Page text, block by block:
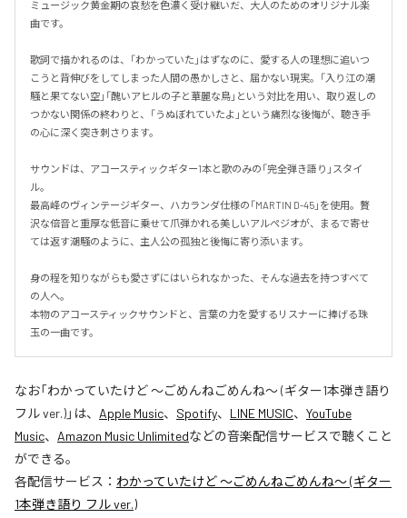
ミュージック黄金期の哀愁を色濃く受け継いだ、大人のためのオリジナル楽
曲です。
歌詞で描かれるのは、「わかっていた」はずなのに、愛する人の理想に追いつ
こうと背伸びをしてしまった人間の愚かしさと、届かない現実。「入り江の潮
騒と果てない空」「醜いアヒルの子と華麗な鳥」という対比を用い、取り返しの
つかない関係の終わりと、「うぬぼれていたよ」という痛烈な後悔が、聴き手
の心に深く突き刺さります。
サウンドは、アコースティックギター1本と歌のみの「完全弾き語り」スタイ
ル。
最高峰のヴィンテージギター、ハカランダ仕様の「MARTIN D-45」を使用。贅
沢な倍音と重厚な低音に乗せて爪弾かれる美しいアルペジオが、まるで寄せ
ては返す潮騒のように、主人公の孤独と後悔に寄り添います。
身の程を知りながらも愛さずにはいられなかった、そんな過去を持つすべて
の人へ。
本物のアコースティックサウンドと、言葉の力を愛するリスナーに捧げる珠
玉の一曲です。
なお「わかっていたけど ～ごめんねごめんね～ (ギター1本弾き語り
フル ver.)」は、 Apple Music、 Spotify、 LINE MUSIC、 YouTube
Music、 Amazon Music Unlimitedなどの音楽配信サービスで聴くこと
ができる。
各配信サービス： わかっていたけど ～ごめんねごめんね～ (ギター
1本弾き語り フル ver.)